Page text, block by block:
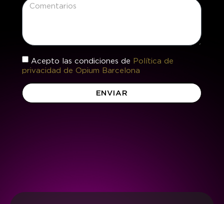
Acepto las condiciones de Política de
privacidad de Opium Barcelona
ENVIAR